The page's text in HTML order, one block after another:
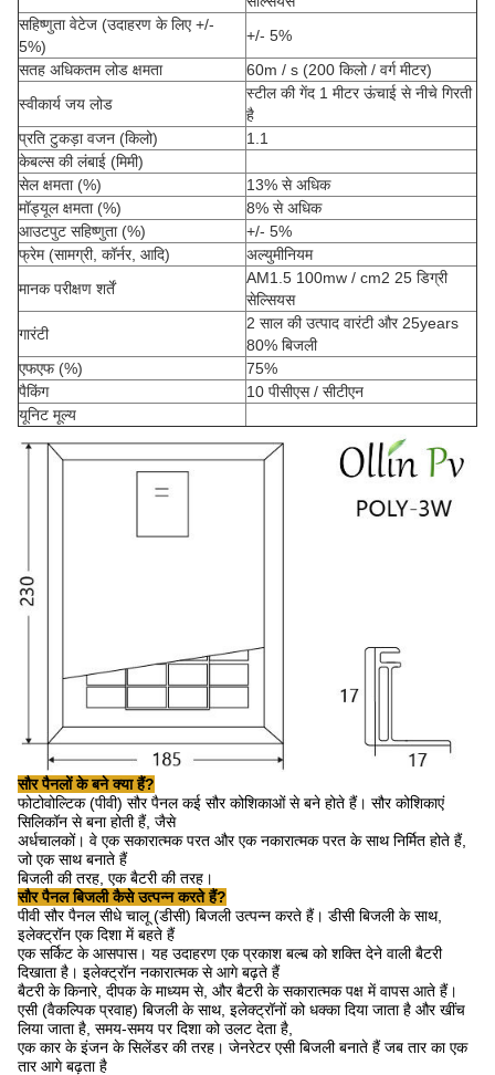
सहिष्णुता वेटेज (उदाहरण के लिए +/-
5%)
+/- 5%
सतह अधिकतम लोड क्षमता
60m / s (200 किलो / वर्ग मीटर)
स्वीकार्य जय लोड
स्टील की गेंद 1 मीटर ऊंचाई से नीचे गिरती
है
प्रति टुकड़ा वजन (किलो)
1.1
केबल्स की लंबाई (मिमी)
सेल क्षमता (%)
13% से अधिक
मॉड्यूल क्षमता (%)
8% से अधिक
आउटपुट सहिष्णुता (%)
+/- 5%
फ्रेम (सामग्री, कॉर्नर, आदि)
अल्युमीनियम
मानक परीक्षण शर्तें
AM1.5 100mw / cm2 25 डिग्री
सेल्सियस
गारंटी
2 साल की उत्पाद वारंटी और 25years
80% बिजली
एफएफ (%)
75%
पैकिंग
10 पीसीएस / सीटीएन
यूनिट मूल्य
सौर पैनलों के बने क्या हैं?
फोटोवोल्टिक (पीवी) सौर पैनल कई सौर कोशिकाओं से बने होते हैं। सौर कोशिकाएं
सिलिकॉन से बना होती हैं, जैसे
अर्धचालकों। वे एक सकारात्मक परत और एक नकारात्मक परत के साथ निर्मित होते हैं,
जो एक साथ बनाते हैं
बिजली की तरह, एक बैटरी की तरह।
सौर पैनल बिजली कैसे उत्पन्न करते हैं?
पीवी सौर पैनल सीधे चालू (डीसी) बिजली उत्पन्न करते हैं। डीसी बिजली के साथ,
इलेक्ट्रॉन एक दिशा में बहते हैं
एक सर्किट के आसपास। यह उदाहरण एक प्रकाश बल्ब को शक्ति देने वाली बैटरी
दिखाता है। इलेक्ट्रॉन नकारात्मक से आगे बढ़ते हैं
बैटरी के किनारे, दीपक के माध्यम से, और बैटरी के सकारात्मक पक्ष में वापस आते हैं।
एसी (वैकल्पिक प्रवाह) बिजली के साथ, इलेक्ट्रॉनों को धक्का दिया जाता है और खींच
लिया जाता है, समय-समय पर दिशा को उलट देता है,
एक कार के इंजन के सिलेंडर की तरह। जेनरेटर एसी बिजली बनाते हैं जब तार का एक
तार आगे बढ़ता है